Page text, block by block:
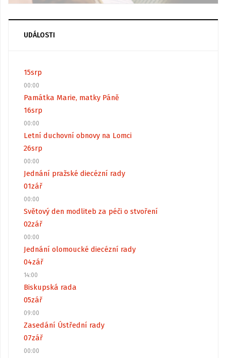
UDÁLOSTI
15srp
00:00
Památka Marie, matky Páně
16srp
00:00
Letní duchovní obnovy na Lomci
26srp
00:00
Jednání pražské diecézní rady
01zář
00:00
Světový den modliteb za péči o stvoření
02zář
00:00
Jednání olomoucké diecézní rady
04zář
14:00
Biskupská rada
05zář
09:00
Zasedání Ústřední rady
07zář
00:00